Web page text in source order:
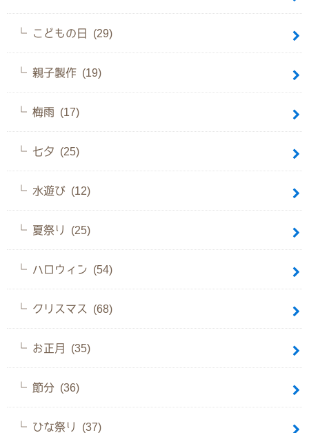
こどもの日 (29)
親子製作 (19)
梅雨 (17)
七夕 (25)
水遊び (12)
夏祭り (25)
ハロウィン (54)
クリスマス (68)
お正月 (35)
節分 (36)
ひな祭り (37)